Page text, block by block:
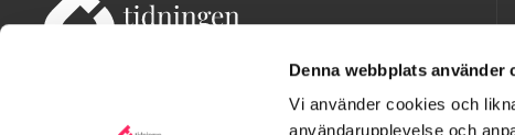
Denna webbplats använder
Vi använder cookies och
användarupplevelse och